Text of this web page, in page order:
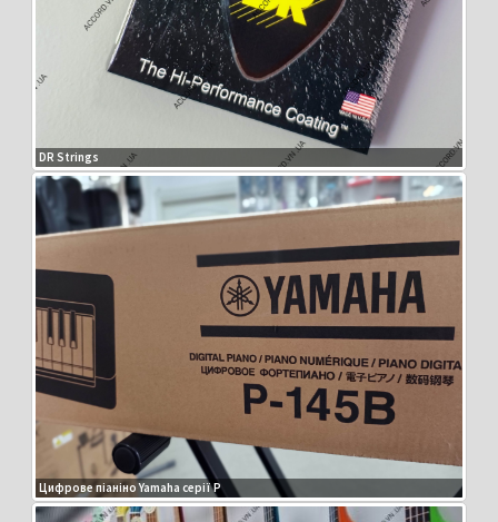
DR Strings
Цифрове піаніно Yamaha серії P